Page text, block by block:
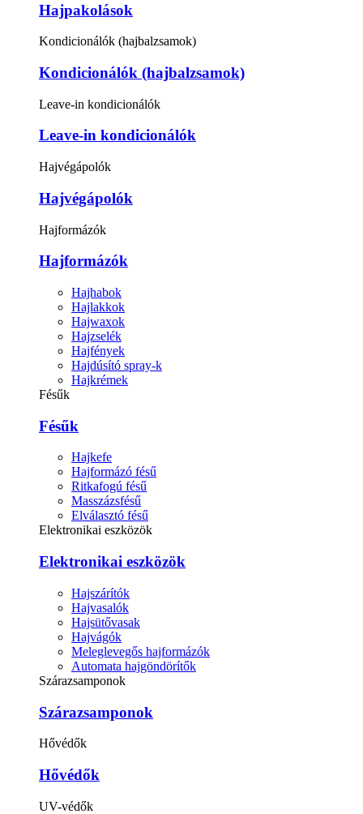
Hajpakolások
Kondicionálók (hajbalzsamok)
Kondicionálók (hajbalzsamok)
Leave-in kondicionálók
Leave-in kondicionálók
Hajvégápolók
Hajvégápolók
Hajformázók
Hajformázók
Hajhabok
Hajlakkok
Hajwaxok
Hajzselék
Hajfények
Hajdúsító spray-k
Hajkrémek
Fésűk
Fésűk
Hajkefe
Hajformázó fésű
Ritkafogú fésű
Masszázsfésű
Elválasztó fésű
Elektronikai eszközök
Elektronikai eszközök
Hajszárítók
Hajvasalók
Hajsütővasak
Hajvágók
Meleglevegős hajformázók
Automata hajgöndörítők
Szárazsamponok
Szárazsamponok
Hővédők
Hővédők
UV-védők